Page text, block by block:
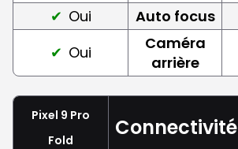
Oui
Auto focus
Oui
Caméra
arrière
Pixel 9 Pro
Fold
Connectivité